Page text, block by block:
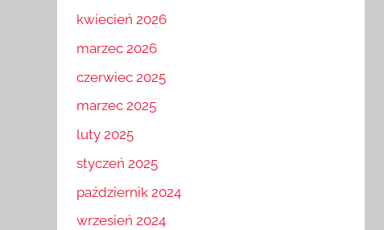
kwiecień 2026
marzec 2026
czerwiec 2025
marzec 2025
luty 2025
styczeń 2025
październik 2024
wrzesień 2024